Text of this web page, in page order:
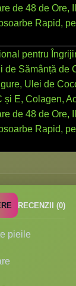
RECENZII (0)
pieile